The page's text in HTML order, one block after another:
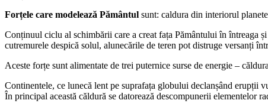
Forțele care modelează Pământul sunt: caldura din interiorul
Conținuul ciclu al schimbării care a creat fața Pământului în întreaga
cutremurele despică solul, alunecările de teren pot distruge versanți
Aceste forțe sunt alimentate de trei puternice surse de energie –
Continentele, ce lunecă lent pe suprafața globului declanșând erupții
În principal această căldură se datorează descompunerii elementelor